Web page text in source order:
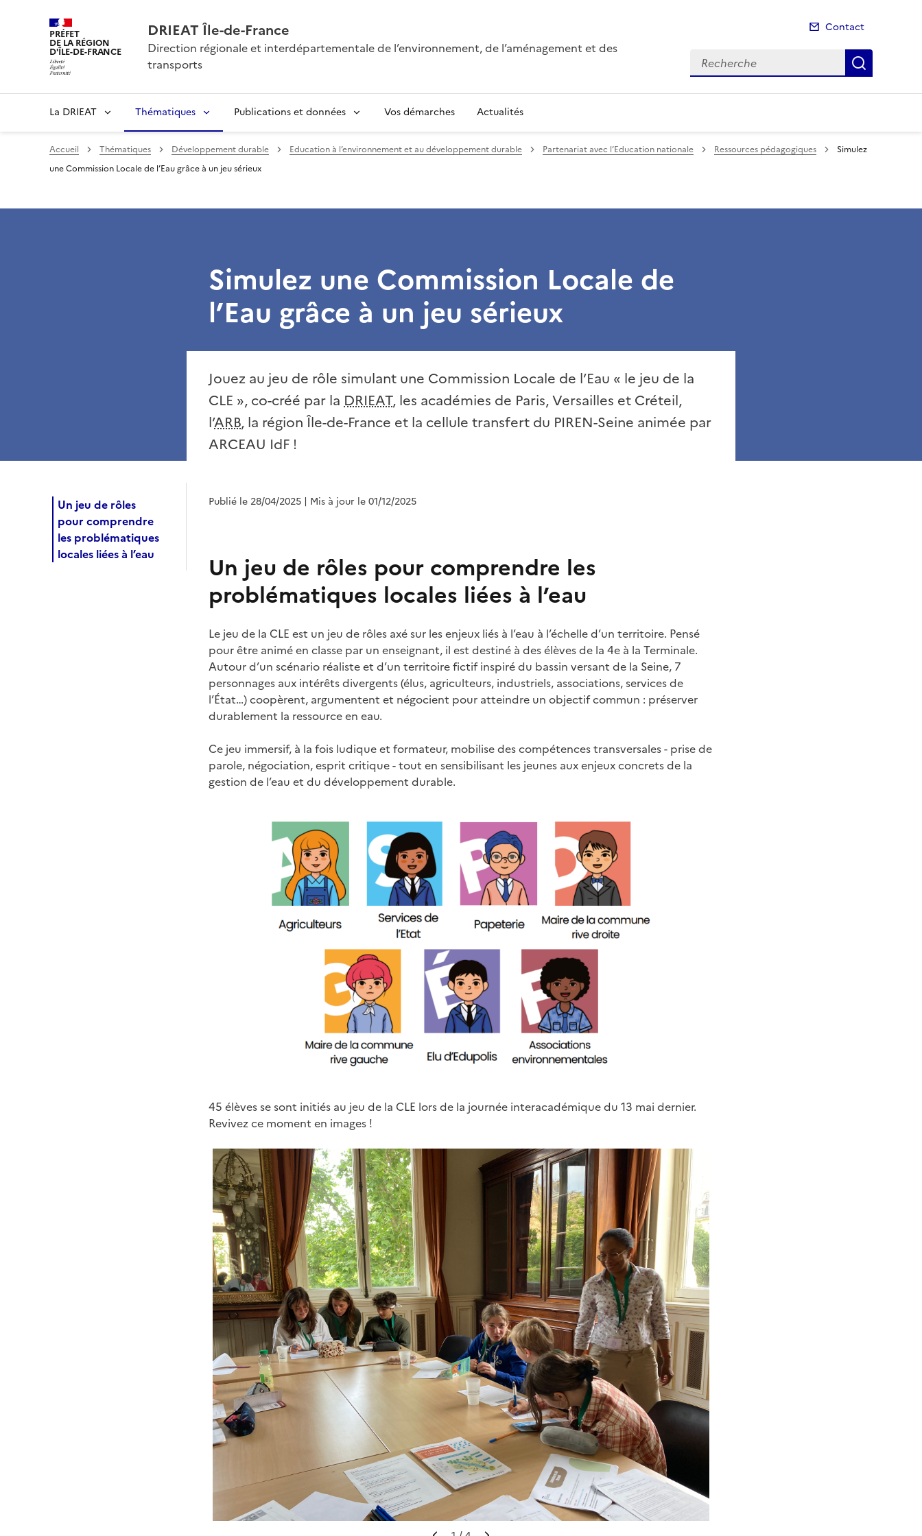
PRÉFET
DE LA RÉGION
D'ÎLE-DE-FRANCE
DRIEAT Île-de-France
Direction régionale et interdépartementale de l’environnement, de l’aménagement et des
transports
Contact
Recherche
La DRIEAT Thématiques Publications et données Vos démarches Actualités
Accueil Thématiques Développement durable Education à l’environnement et au développement durable Partenariat avec l’Education nationale Ressources pédagogiques
Simulez
une Commission Locale de l’Eau grâce à un jeu sérieux
Un jeu de rôles
pour comprendre
les problématiques
locales liées à l’eau
Simulez une Commission Locale de
l’Eau grâce à un jeu sérieux
Jouez au jeu de rôle simulant une Commission Locale de l’Eau « le jeu de la
CLE », co-créé par la DRIEAT, les académies de Paris, Versailles et Créteil,
l’ARB, la région Île-de-France et la cellule transfert du PIREN-Seine animée par
ARCEAU IdF !
Publié le 28/04/2025 | Mis à jour le 01/12/2025
Un jeu de rôles pour comprendre les
problématiques locales liées à l’eau
Le jeu de la CLE est un jeu de rôles axé sur les enjeux liés à l’eau à l’échelle d’un territoire. Pensé
pour être animé en classe par un enseignant, il est destiné à des élèves de la 4e à la Terminale.
Autour d’un scénario réaliste et d’un territoire fictif inspiré du bassin versant de la Seine, 7
personnages aux intérêts divergents (élus, agriculteurs, industriels, associations, services de
l’État…) coopèrent, argumentent et négocient pour atteindre un objectif commun : préserver
durablement la ressource en eau.
Ce jeu immersif, à la fois ludique et formateur, mobilise des compétences transversales - prise de
parole, négociation, esprit critique - tout en sensibilisant les jeunes aux enjeux concrets de la
gestion de l’eau et du développement durable.
45 élèves se sont initiés au jeu de la CLE lors de la journée interacadémique du 13 mai dernier.
Revivez ce moment en images !